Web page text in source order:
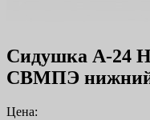
Сидушка А-24
СВМПЭ нижний
Цена: